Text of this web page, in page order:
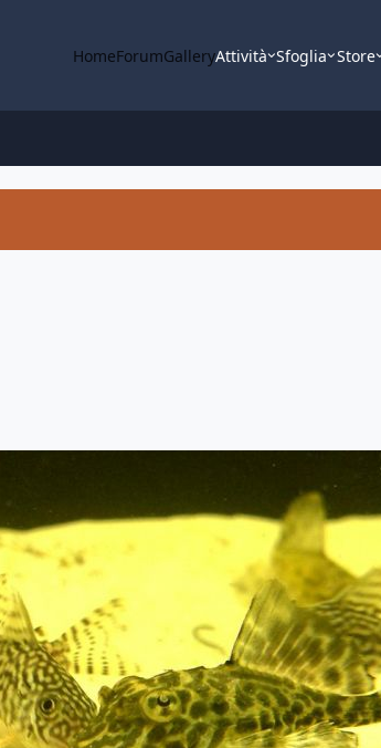
HomeForumGalleryAttività Sfoglia Store